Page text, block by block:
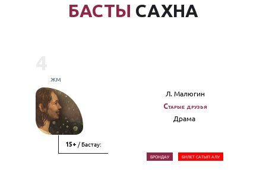
БАСТЫ САХНА
жм
15+ / Бастау:
Л. Малюгин
Старые друзья
Драма
БРОНДАУ БИЛЕТ САТЫП АЛУ